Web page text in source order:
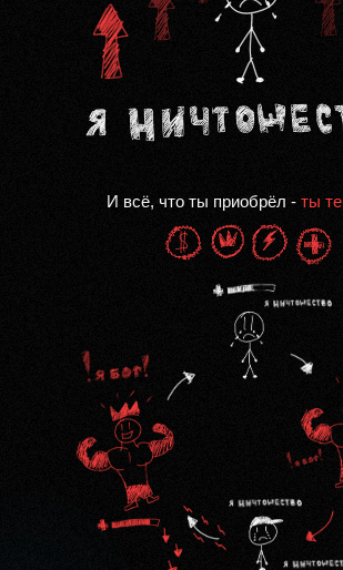
И всё, что ты приобрёл - ты